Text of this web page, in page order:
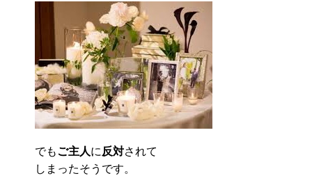
でもご主人に 反対されて
しまったそうです。